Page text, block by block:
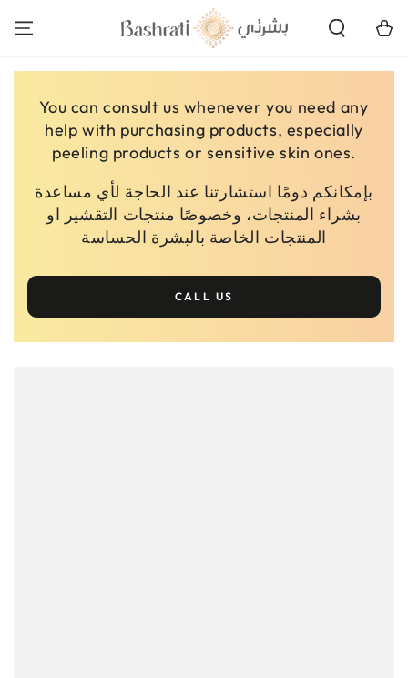
CONTENT
Cart
You can consult us whenever you need any
help with purchasing products, especially
peeling products or sensitive skin ones.
بإمكانكم دومًا استشارتنا عند الحاجة لأي مساعدة
بشراء المنتجات، وخصوصًا منتجات التقشير او
المنتجات الخاصة بالبشرة الحساسة
CALL US